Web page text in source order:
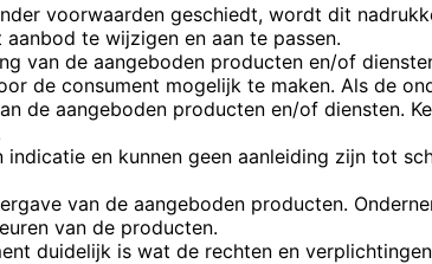
voorwaarden geschiedt, wordt dit
te wijzigen en aan te passen.
van de aangeboden producten en/of
de consument mogelijk te maken. Als de
de aangeboden producten en/of diensten.
en kunnen geen aanleiding zijn tot
van de aangeboden producten.
van de producten.
duidelijk is wat de rechten en